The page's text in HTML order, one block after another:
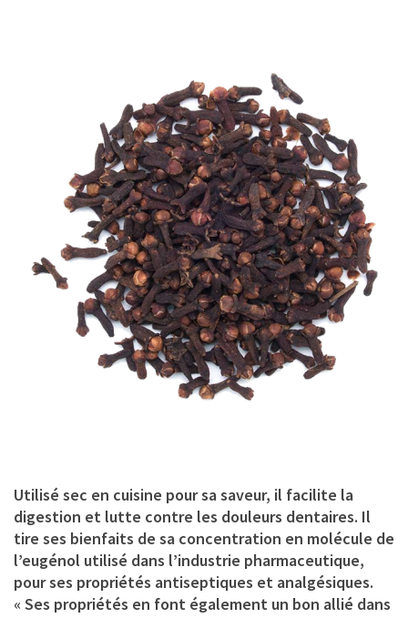
Utilisé sec en cuisine pour sa saveur, il facilite la
digestion et lutte contre les douleurs dentaires. Il
tire ses bienfaits de sa concentration en molécule de
l’eugénol utilisé dans l’industrie pharmaceutique,
pour ses propriétés antiseptiques et analgésiques.
« Ses propriétés en font également un bon allié dans